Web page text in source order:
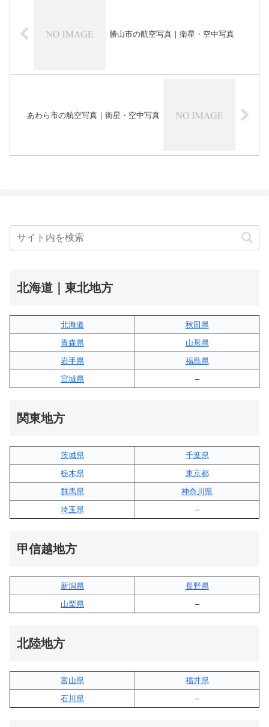
勝山市の航空写真｜衛星・空中写真
あわら市の航空写真｜衛星・空中写真
北海道｜東北地方
北海道
秋田県
青森県
山形県
岩手県
福島県
宮城県
–
関東地方
茨城県
千葉県
栃木県
東京都
群馬県
神奈川県
埼玉県
–
甲信越地方
新潟県
長野県
山梨県
–
北陸地方
富山県
福井県
石川県
–